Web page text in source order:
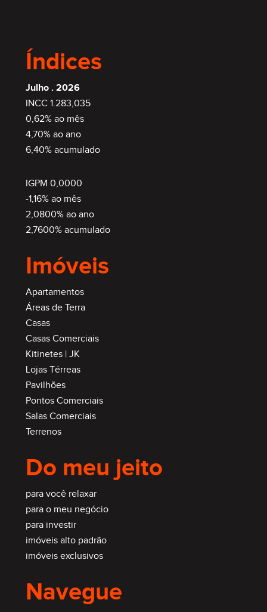
Índices
Julho . 2026
INCC 1.283,035
0,62% ao mês
4,70% ao ano
6,40% acumulado
IGPM 0,0000
-1,16% ao mês
2,0800% ao ano
2,7600% acumulado
Imóveis
Apartamentos
Áreas de Terra
Casas
Casas Comerciais
Kitinetes | JK
Lojas Térreas
Pavilhões
Pontos Comerciais
Salas Comerciais
Terrenos
Do meu jeito
para você relaxar
para o meu negócio
para investir
imóveis alto padrão
imóveis exclusivos
Navegue